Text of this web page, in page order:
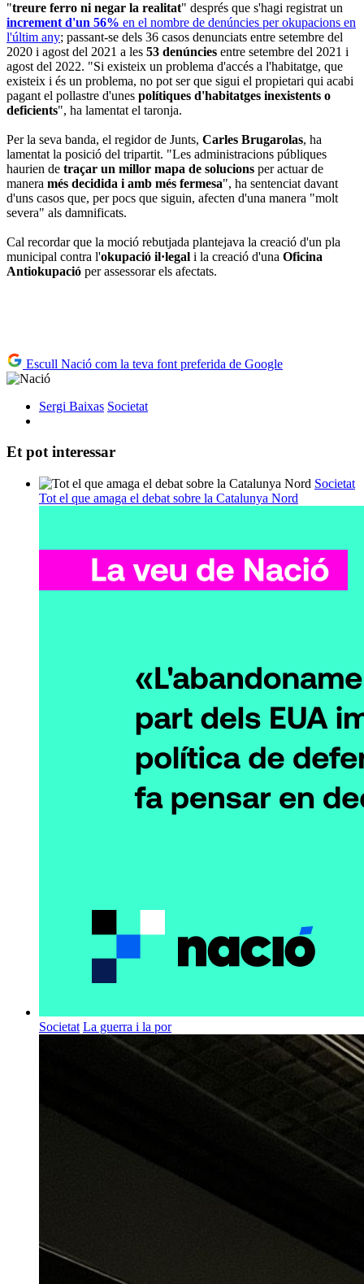
"treure ferro ni negar la realitat" després que s'hagi registrat un
increment d'un 56% en el nombre de denúncies per okupacions en
l'últim any; passant-se dels 36 casos denunciats entre setembre del
2020 i agost del 2021 a les 53 denúncies entre setembre del 2021 i
agost del 2022. "Si existeix un problema d'accés a l'habitatge, que
existeix i és un problema, no pot ser que sigui el propietari qui acabi
pagant el pollastre d'unes polítiques d'habitatges inexistents o
deficients", ha lamentat el taronja.
Per la seva banda, el regidor de Junts, Carles Brugarolas, ha
lamentat la posició del tripartit. "Les administracions públiques
haurien de traçar un millor mapa de solucions per actuar de
manera més decidida i amb més fermesa", ha sentenciat davant
d'uns casos que, per pocs que siguin, afecten d'una manera "molt
severa" als damnificats.
Cal recordar que la moció rebutjada plantejava la creació d'un pla
municipal contra l'okupació il·legal i la creació d'una Oficina
Antiokupació per assessorar els afectats.
Escull Nació com la teva font preferida de Google
Sergi Baixas Societat
Et pot interessar
Societat
Tot el que amaga el debat sobre la Catalunya Nord
Societat La guerra i la por